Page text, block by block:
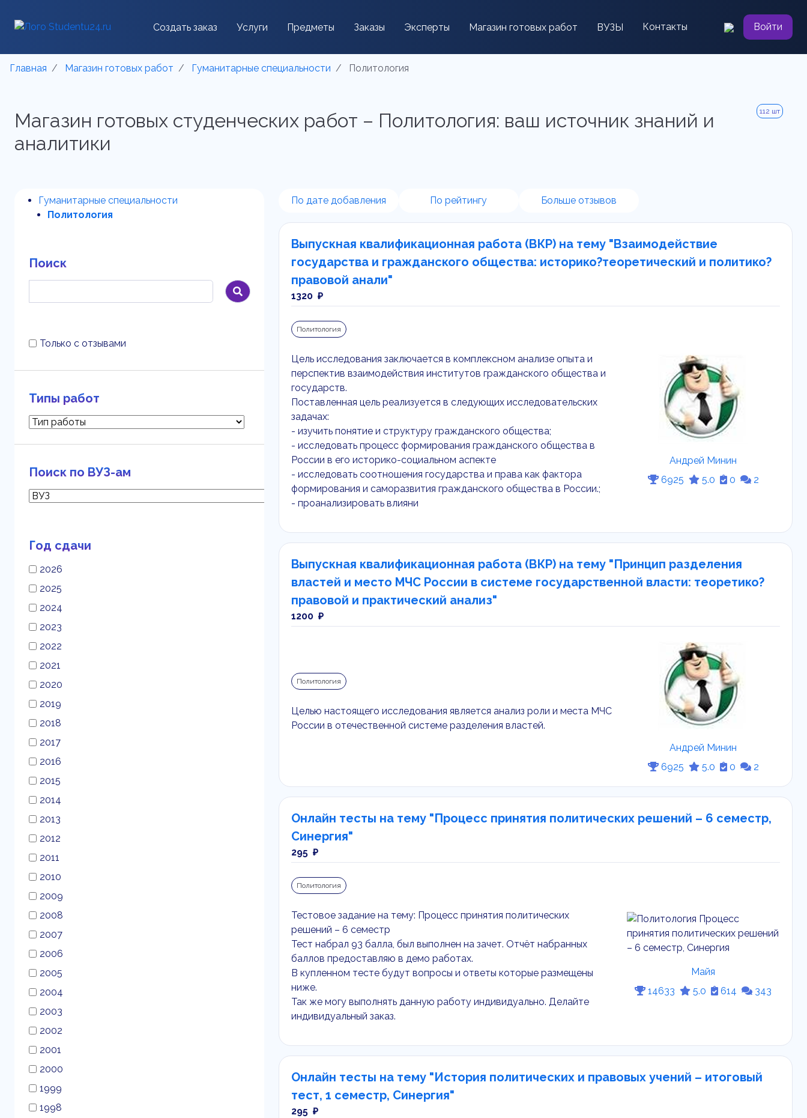
Создать заказ Услуги Предметы Заказы Эксперты Магазин готовых работ ВУЗЫ Контакты Войти
Главная Магазин готовых работ Гуманитарные специальности Политология
Магазин готовых студенческих работ – Политология: ваш источник знаний и
аналитики
112 шт
Гуманитарные специальности
Политология
Поиск
Только с отзывами
Типы работ
Поиск по ВУЗ-ам
Год сдачи
2026
2025
2024
2023
2022
2021
2020
2019
2018
2017
2016
2015
2014
2013
2012
2011
2010
2009
2008
2007
2006
2005
2004
2003
2002
2001
2000
1999
1998
По дате добавления По рейтингу Больше отзывов
Выпускная квалификационная работа (ВКР) на тему "Взаимодействие
государства и гражданского общества: историко?теоретический и политико?
правовой анали"
1320 ₽
Политология
Цель исследования заключается в комплексном анализе опыта и
перспектив взаимодействия институтов гражданского общества и
государств.
Поставленная цель реализуется в следующих исследовательских
задачах:
- изучить понятие и структуру гражданского общества;
- исследовать процесс формирования гражданского общества в
России в его историко-социальном аспекте
- исследовать соотношения государства и права как фактора
формирования и саморазвития гражданского общества в России.;
- проанализировать влияни
Андрей Минин
6925
5.0 0 2
Выпускная квалификационная работа (ВКР) на тему "Принцип разделения
властей и место МЧС России в системе государственной власти: теоретико?
правовой и практический анализ"
1200 ₽
Политология
Целью настоящего исследования является анализ роли и места МЧС
России в отечественной системе разделения властей.
Андрей Минин
6925
5.0 0 2
Онлайн тесты на тему "Процесс принятия политических решений – 6 семестр,
Синергия"
295 ₽
Политология
Тестовое задание на тему: Процесс принятия политических
решений – 6 семестр
Тест набрал 93 балла, был выполнен на зачет. Отчёт набранных
баллов предоставляю в демо работах.
В купленном тесте будут вопросы и ответы которые размещены
ниже.
Так же могу выполнять данную работу индивидуально. Делайте
индивидуальный заказ.
Майя
14633
5.0 614 343
Онлайн тесты на тему "История политических и правовых учений – итоговый
тест, 1 семестр, Синергия"
295 ₽